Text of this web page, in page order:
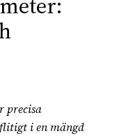
precisa
i en mängd